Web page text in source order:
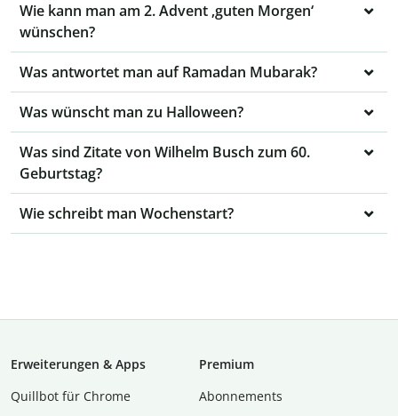
Wie kann man am 2. Advent ‚guten Morgen‘
wünschen?
Was antwortet man auf Ramadan Mubarak?
Was wünscht man zu Halloween?
Was sind Zitate von Wilhelm Busch zum 60.
Geburtstag?
Wie schreibt man Wochenstart?
Erweiterungen & Apps
Quillbot für Chrome
Premium
Abon­ne­ments